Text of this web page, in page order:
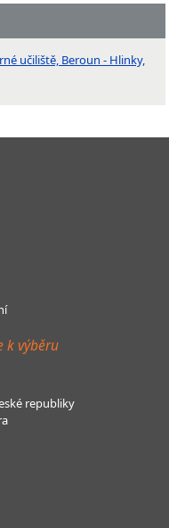
učiliště, Beroun - Hlinky,
k výběru
republiky